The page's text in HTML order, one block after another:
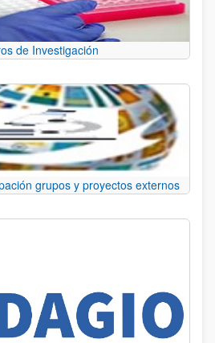
de Investigación
grupos y proyectos externos